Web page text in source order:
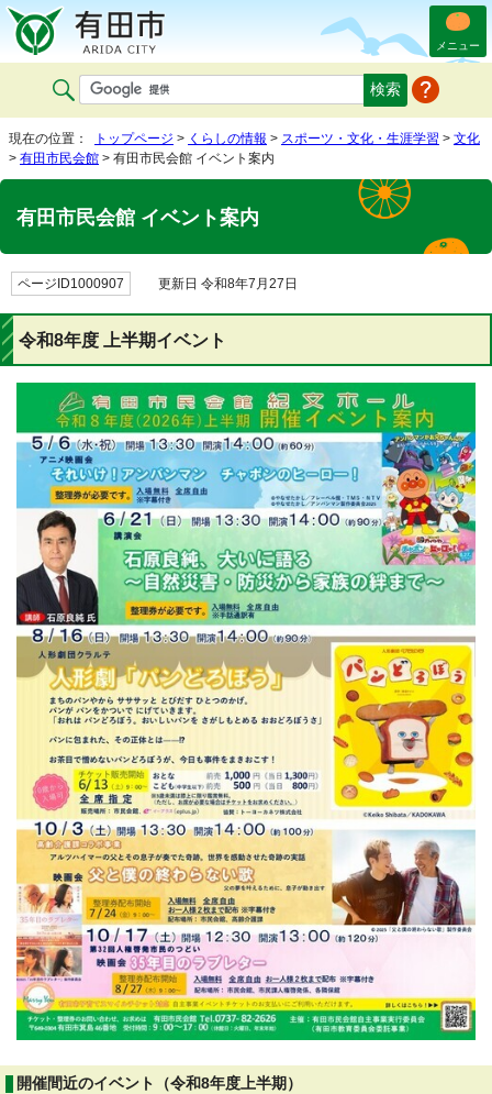
メニュー
現在の位置： トップページ > くらしの情報 > スポーツ・文化・生涯学習 > 文化
> 有田市民会館 > 有田市民会館 イベント案内
有田市民会館 イベント案内
ページID1000907 更新日 令和8年7月27日
令和8年度 上半期イベント
開催間近のイベント（令和8年度上半期）